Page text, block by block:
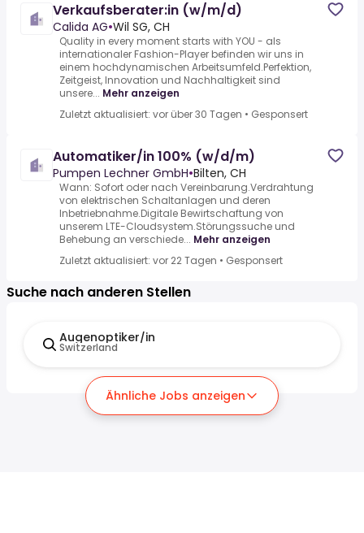
Verkaufsberater:in (w/m/d)
Calida AG•Wil SG, CH
Quality in every moment starts with YOU - als
internationaler Fashion-Player befinden wir uns in
einem hochdynamischen Arbeitsumfeld.Perfektion,
Zeitgeist, Innovation und Nachhaltigkeit sind
unsere... Mehr anzeigen
Zuletzt aktualisiert: vor über 30 Tagen • Gesponsert
Automatiker/in 100% (w/d/m)
Pumpen Lechner GmbH•Bilten, CH
Wann: Sofort oder nach Vereinbarung.Verdrahtung
von elektrischen Schaltanlagen und deren
Inbetriebnahme.Digitale Bewirtschaftung von
unserem LTE-Cloudsystem.Störungssuche und
Behebung an verschiede... Mehr anzeigen
Zuletzt aktualisiert: vor 22 Tagen • Gesponsert
Ähnliche Jobs anzeigen
Suche nach anderen Stellen
Augenoptiker/in
Switzerland